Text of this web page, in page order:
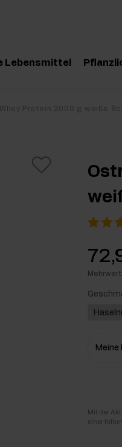
Lebensmittel
Protein 2000 g weiße
Meine
Mit der
einer